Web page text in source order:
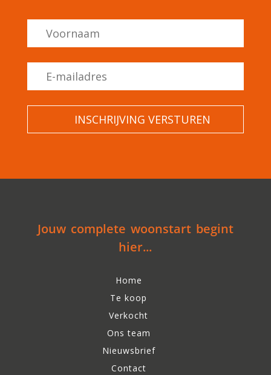
Jouw complete woonstart begint
hier...
Home
Te koop
Verkocht
Ons team
Nieuwsbrief
Contact